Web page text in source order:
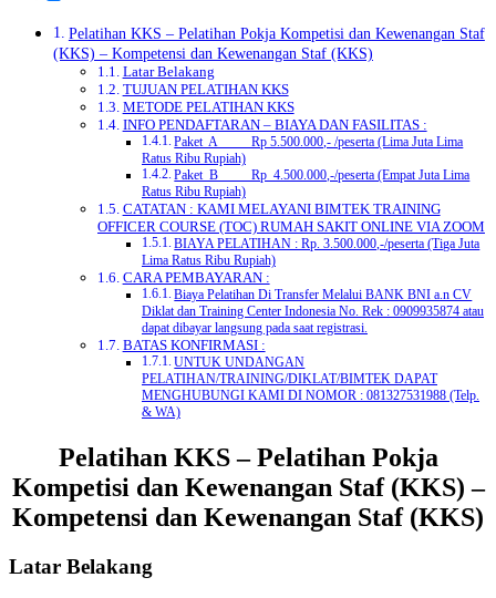
Pelatihan KKS – Pelatihan Pokja Kompetisi dan Kewenangan Staf
(KKS) – Kompetensi dan Kewenangan Staf (KKS)
Latar Belakang
TUJUAN PELATIHAN KKS
METODE PELATIHAN KKS
INFO PENDAFTARAN – BIAYA DAN FASILITAS :
Paket A Rp 5.500.000,- /peserta (Lima Juta Lima
Ratus Ribu Rupiah)
Paket B Rp 4.500.000,-/peserta (Empat Juta Lima
Ratus Ribu Rupiah)
CATATAN : KAMI MELAYANI BIMTEK TRAINING
OFFICER COURSE (TOC) RUMAH SAKIT ONLINE VIA ZOOM
BIAYA PELATIHAN : Rp. 3.500.000,-/peserta (Tiga Juta
Lima Ratus Ribu Rupiah)
CARA PEMBAYARAN :
Biaya Pelatihan Di Transfer Melalui BANK BNI a.n CV
Diklat dan Training Center Indonesia No. Rek : 0909935874 atau
dapat dibayar langsung pada saat registrasi.
BATAS KONFIRMASI :
UNTUK UNDANGAN
PELATIHAN/TRAINING/DIKLAT/BIMTEK DAPAT
MENGHUBUNGI KAMI DI NOMOR : 081327531988 (Telp.
& WA)
Pelatihan KKS – Pelatihan Pokja
Kompetisi dan Kewenangan Staf (KKS) –
Kompetensi dan Kewenangan Staf (KKS)
Latar Belakang